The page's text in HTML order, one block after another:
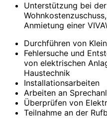
Unterstützung bei
Anmietung einer
Durchführen von
Fehlersuche und
von elektrischen
Haustechnik
Installationsarbeiten
Arbeiten an
Überprüfen von
Teilnahme an der